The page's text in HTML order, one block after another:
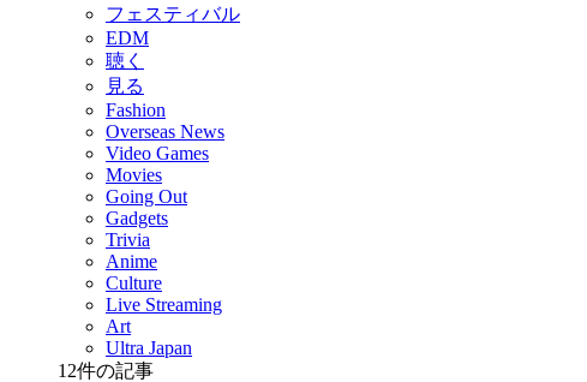
フェスティバル
EDM
聴く
見る
Fashion
Overseas News
Video Games
Movies
Going Out
Gadgets
Trivia
Anime
Culture
Live Streaming
Art
Ultra Japan
12件の記事